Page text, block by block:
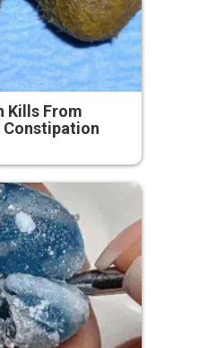
Kills From
Constipation